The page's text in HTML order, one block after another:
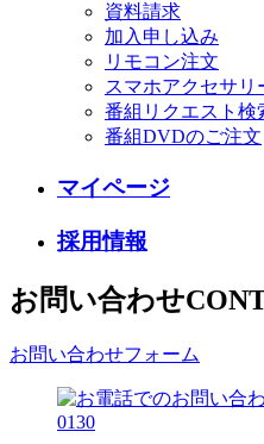
資料請求
加入申し込み
リモコン注文
スマホアクセサリ
番組リクエスト検
番組DVDのご注文
マイページ
採用情報
お問い合わせ
お問い合わせフォーム